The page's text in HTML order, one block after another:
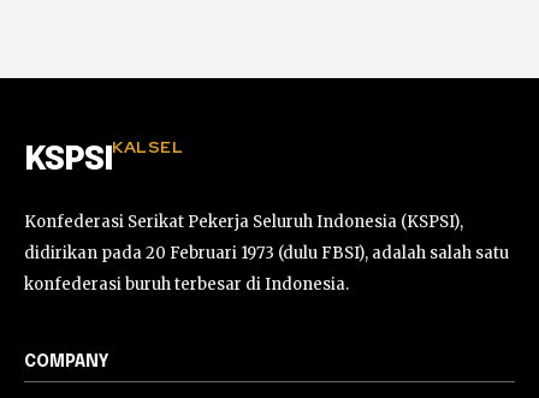
KSPSI KALSEL
Konfederasi Serikat Pekerja Seluruh Indonesia (KSPSI),
didirikan pada 20 Februari 1973 (dulu FBSI), adalah salah satu
konfederasi buruh terbesar di Indonesia.
COMPANY